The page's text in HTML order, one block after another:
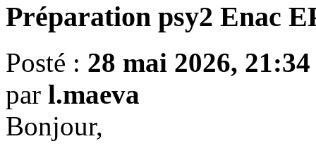
Préparation psy2 Enac
Posté : 28 mai 2026, 21:34
par l.maeva
Bonjour,